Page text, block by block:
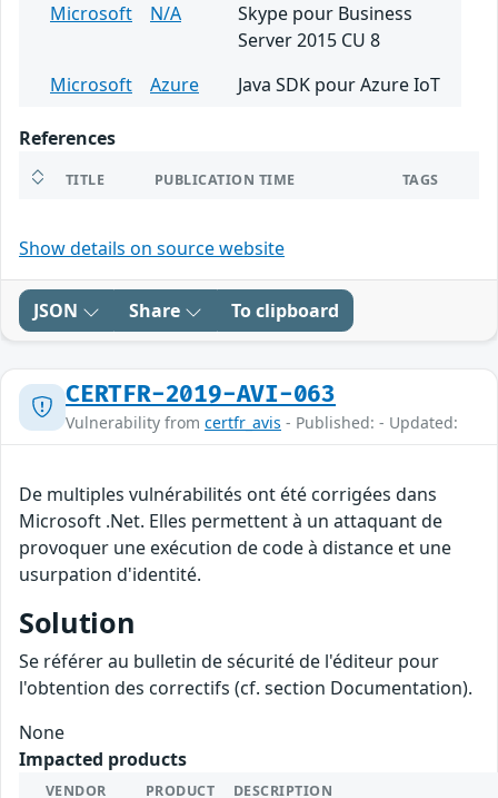
Microsoft
N/A
Skype pour Business
Server 2015 CU 8
Microsoft
Azure Java SDK pour Azure IoT
References
TITLE PUBLICATION TIME TAGS
Show details on source website
JSON Share To clipboard
CERTFR-2019-AVI-063
Vulnerability from certfr_avis - Published: - Updated:
De multiples vulnérabilités ont été corrigées dans
Microsoft .Net. Elles permettent à un attaquant de
provoquer une exécution de code à distance et une
usurpation d'identité.
Solution
Se référer au bulletin de sécurité de l'éditeur pour
l'obtention des correctifs (cf. section Documentation).
None
Impacted products
VENDOR PRODUCT DESCRIPTION